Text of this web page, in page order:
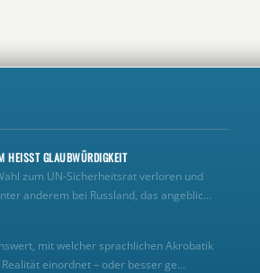
HEISST GLAUBWÜRDIGKEIT
zum UN‑Sicherheitsrat verloren und
anderem bei Russland, das angeblic...
mit welcher sprachlichen Akrobatik
einordnet – oder besser ge...